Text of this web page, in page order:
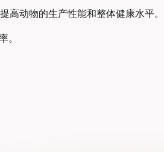
动物的生产性能和整体健康水平。